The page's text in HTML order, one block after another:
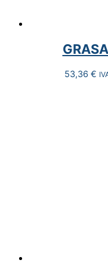
53,36 €